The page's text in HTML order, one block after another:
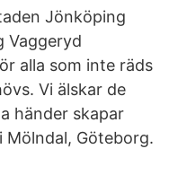
Jönköping
Vaggeryd
alla som inte räds
Vi älskar de
händer skapar
Mölndal, Göteborg.